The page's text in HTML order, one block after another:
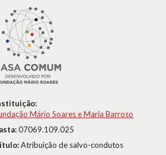
Mário Soares e Maria Barroso
07069.109.025
Atribuição de salvo-condutos